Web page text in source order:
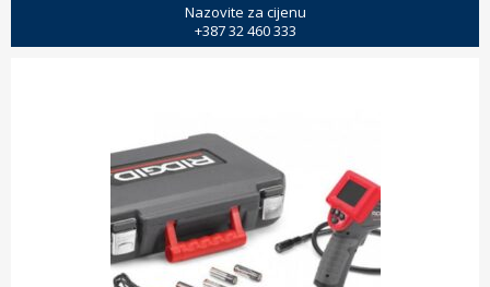
Nazovite za cijenu
+387 32 460 333